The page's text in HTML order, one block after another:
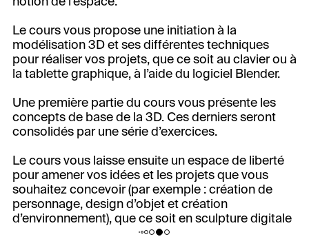
Le cours vous propose une initiation à la
modélisation 3D et ses différentes techniques
pour réaliser vos projets, que ce soit au clavier ou à
la tablette graphique, à l’aide du logiciel Blender.
Une première partie du cours vous présente les
concepts de base de la 3D. Ces derniers seront
consolidés par une série d’exercices.
Le cours vous laisse ensuite un espace de liberté
pour amener vos idées et les projets que vous
souhaitez concevoir (par exemple : création de
personnage, design d’objet et création
d’environnement), que ce soit en sculpture digitale